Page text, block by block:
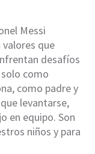
Messi
que
desafíos
como
como padre y
levantarse,
en equipo. Son
niños y para